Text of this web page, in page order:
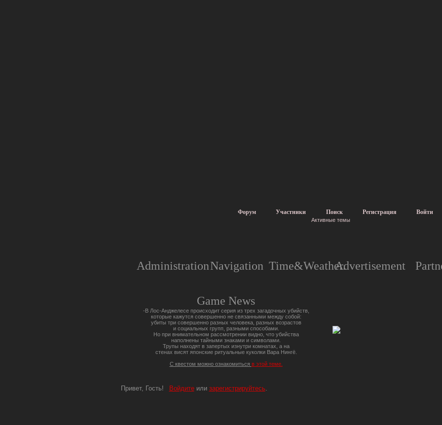
Форум Участники Поиск Регистрация Войти
Активные темы
AdministrationNavigation Time&Weather.Advertisement
Game News
-В Лос-Анджелесе происходит серия из трех загадочных убийств,
которые кажутся совершенно не связанными между собой:
убиты три совершенно разных человека, разных возрастов
и социальных групп, разными способами.
Но при внимательном рассмотрении видно, что убийства
наполнены тайными знаками и символами.
Трупы находят в запертых изнутри комнатах, а на
стенах висят японские ритуальные куколки Вара Нингё.
С квестом можно ознакомиться в этой теме.
Привет, Гость! Войдитеили зарегистрируйтесь.